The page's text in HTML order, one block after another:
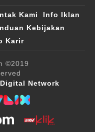
Kami
Info Iklan
Kebijakan
Karir
©2019
Digital Network